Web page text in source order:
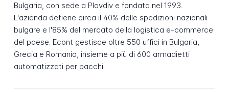
Bulgaria, con sede a Plovdiv e fondata nel 1993.
L'azienda detiene circa il 40% delle spedizioni nazionali
bulgare e l'85% del mercato della logistica e-commerce
del paese. Econt gestisce oltre 550 uffici in Bulgaria,
Grecia e Romania, insieme a più di 600 armadietti
automatizzati per pacchi.